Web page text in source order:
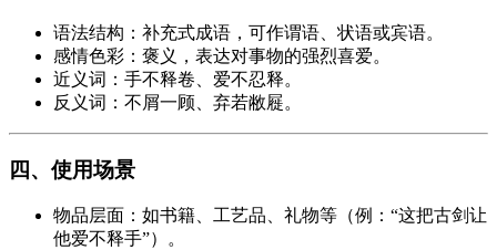
语法结构：补充式成语，可作谓语、状语或宾语。
感情色彩：褒义，表达对事物的强烈喜爱。
近义词：手不释卷、爱不忍释。
反义词：不屑一顾、弃若敝屣。
四、使用场景
物品层面：如书籍、工艺品、礼物等（例：“这把古剑让
他爱不释手”）。